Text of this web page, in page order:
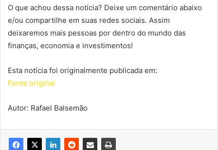
O que achou dessa notícia? Deixe um comentário abaixo
e/ou compartilhe em suas redes sociais. Assim
deixaremos mais pessoas por dentro do mundo das
finanças, economia e investimentos!
Esta notícia foi originalmente publicada em:
Fonte original
Autor: Rafael Balsemão